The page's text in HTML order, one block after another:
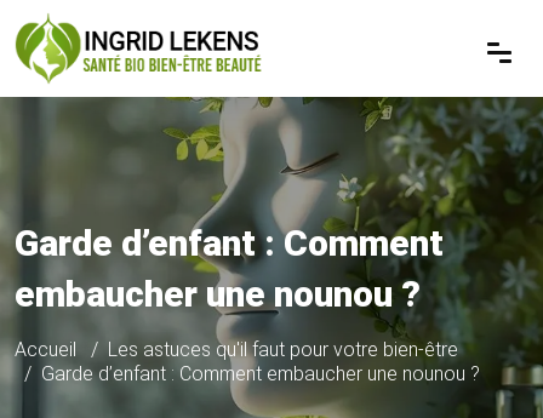
Garde d’enfant : Comment
embaucher une nounou ?
Accueil
Les astuces qu'il faut pour votre bien-être
Garde d’enfant : Comment embaucher une nounou ?